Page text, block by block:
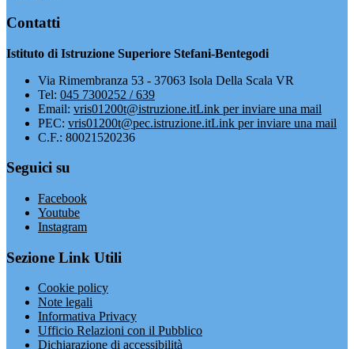
Contatti
Istituto di Istruzione Superiore Stefani-Bentegodi
Via Rimembranza 53 - 37063 Isola Della Scala VR
Tel: 045 7300252 / 639
Email: vris01200t@istruzione.itLink per inviare una mail
PEC: vris01200t@pec.istruzione.itLink per inviare una mail
C.F.: 80021520236
Seguici su
Facebook
Youtube
Instagram
Sezione Link Utili
Cookie policy
Note legali
Informativa Privacy
Ufficio Relazioni con il Pubblico
Dichiarazione di accessibilità